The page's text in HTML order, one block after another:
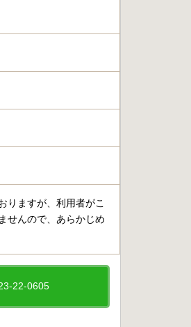
りますが、利用者がこ
せんので、あらかじめ
22-0605